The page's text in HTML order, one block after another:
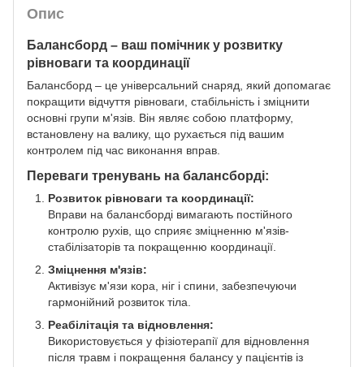
Опис
Балансборд – ваш помічник у розвитку
рівноваги та координації
Балансборд – це універсальний снаряд, який допомагає
покращити відчуття рівноваги, стабільність і зміцнити
основні групи м'язів. Він являє собою платформу,
встановлену на валику, що рухається під вашим
контролем під час виконання вправ.
Переваги тренувань на балансборді:
Розвиток рівноваги та координації:
Вправи на балансборді вимагають постійного
контролю рухів, що сприяє зміцненню м'язів-
стабілізаторів та покращенню координації.
Зміцнення м'язів:
Активізує м'язи кора, ніг і спини, забезпечуючи
гармонійний розвиток тіла.
Реабілітація та відновлення:
Використовується у фізіотерапії для відновлення
після травм і покращення балансу у пацієнтів із